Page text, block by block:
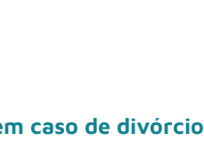
caso de divórcio